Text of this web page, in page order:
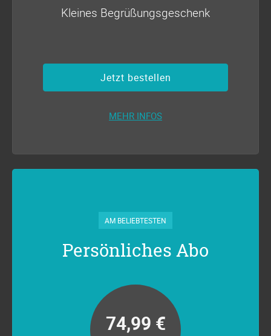
Kleines Begrüßungsgeschenk
Jetzt bestellen
MEHR INFOS
AM BELIEBTESTEN
Persönliches Abo
74,99 €